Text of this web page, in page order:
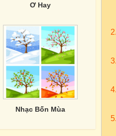
Ơ Hay
Nhạc Bốn Mùa